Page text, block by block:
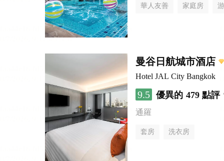
華人友善 家庭房
曼谷日航城市酒店
Hotel JAL City Bangkok
9.5 優異的 479 點評
通羅
套房 洗衣房